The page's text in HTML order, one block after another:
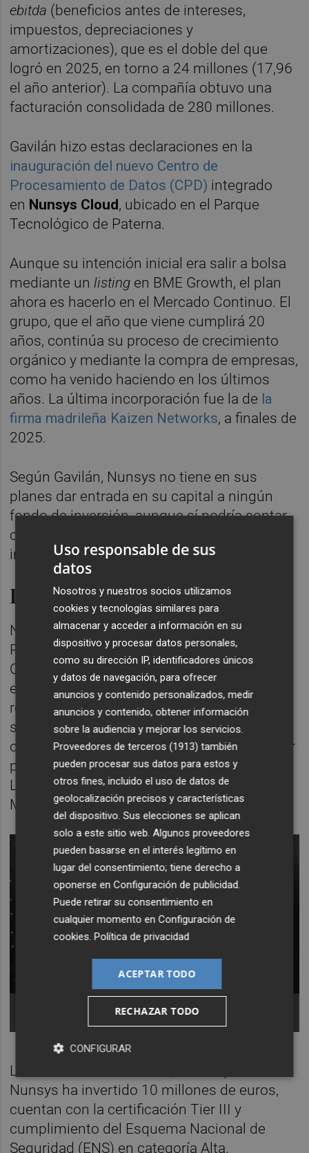
ebitda (beneficios antes de intereses,
impuestos, depreciaciones y
amortizaciones), que es el doble del que
logró en 2025, en torno a 24 millones (17,96
el año anterior). La compañía obtuvo una
facturación consolidada de 280 millones.
Gavilán hizo estas declaraciones en la
inauguración del nuevo Centro de
Procesamiento de Datos (CPD) integrado
en Nunsys Cloud, ubicado en el Parque
Tecnológico de Paterna.
Aunque su intención inicial era salir a bolsa
mediante un listing en BME Growth, el plan
ahora es hacerlo en el Mercado Continuo. El
grupo, que el año que viene cumplirá 20
años, continúa su proceso de crecimiento
orgánico y mediante la compra de empresas,
como ha venido haciendo en los últimos
años. La última incorporación fue la de la
firma madrileña Kaizen Networks, a finales de
2025.
Según Gavilán, Nunsys no tiene en sus
planes dar entrada en su capital a ningún
fondo de inversión, aunque sí podría contar
con alguno para financiar una adquisición
importante que lo requiriera.
Inauguración
Nunsys Group unauguró este martes en
Paterna su nuevo CPD integrado en Nunsys
Cloud, una infraestructura que, según la
empresa, refuerza su capacidad para
responder a la creciente demanda de
servicioscloud, inteligencia artificial,
ciberseguridad y continuidad de negocio por
parte de organizaciones públicas y privadas.
La empresa tiene entre sus clientes al
Ministerio de Defensa y la OTAN.
Nuevas instalaciones de Nunsys Cloud en Paterna.
Las nuevas instalaciones, en las que
Nunsys ha invertido 10 millones de euros,
cuentan con la certificación Tier III y
cumplimiento del Esquema Nacional de
Seguridad (ENS) en categoría Alta.
Uso responsable de sus
datos
Nosotros y nuestros socios utilizamos
cookies y tecnologías similares para
almacenar y acceder a información en su
dispositivo y procesar datos personales,
como su dirección IP, identificadores únicos
y datos de navegación, para ofrecer
anuncios y contenido personalizados, medir
anuncios y contenido, obtener información
sobre la audiencia y mejorar los servicios.
Proveedores de terceros (1913) también
pueden procesar sus datos para estos y
otros fines, incluido el uso de datos de
geolocalización precisos y características
del dispositivo. Sus elecciones se aplican
solo a este sitio web. Algunos proveedores
pueden basarse en el interés legítimo en
lugar del consentimiento; tiene derecho a
oponerse enConfiguración de publicidad
Puede retirar su consentimiento en
cualquier momento enConfiguración de
cookies .Política de privacidad
ACEPTAR TODO
RECHAZAR TODO
CONFIGURAR